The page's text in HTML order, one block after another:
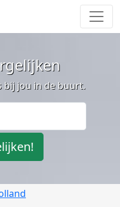
bij jou in de buurt.